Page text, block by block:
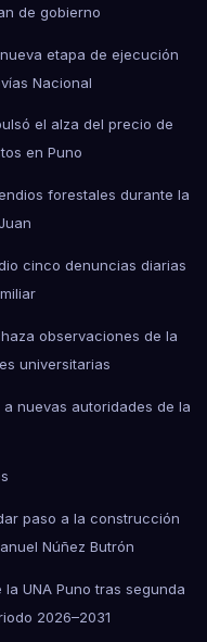
de gobierno
etapa de ejecución
Nacional
el alza del precio de
en Puno
forestales durante la
cinco denuncias diarias
observaciones de la
universitarias
nuevas autoridades de la
paso a la construcción
Núñez Butrón
UNA Puno tras segunda
2026–2031